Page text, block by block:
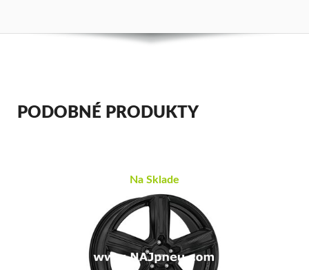
PODOBNÉ PRODUKTY
Na Sklade